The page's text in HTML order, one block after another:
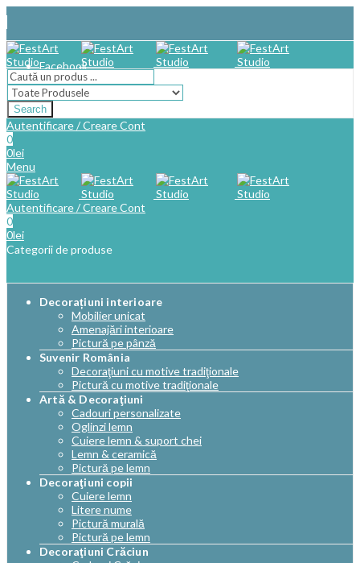
Facebook
Search
Autentificare / Creare Cont
0
0lei
Menu
Autentificare / Creare Cont
0
0lei
Categorii de produse
Decorațiuni interioare
Mobilier unicat
Amenajări interioare
Pictură pe pânză
Suvenir România
Decoraţiuni cu motive tradiţionale
Pictură cu motive tradiţionale
Artă & Decoraţiuni
Cadouri personalizate
Oglinzi lemn
Cuiere lemn & suport chei
Lemn & ceramică
Pictură pe lemn
Decoraţiuni copii
Cuiere lemn
Litere nume
Pictură murală
Pictură pe lemn
Decoraţiuni Crăciun